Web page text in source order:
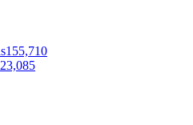
155,710